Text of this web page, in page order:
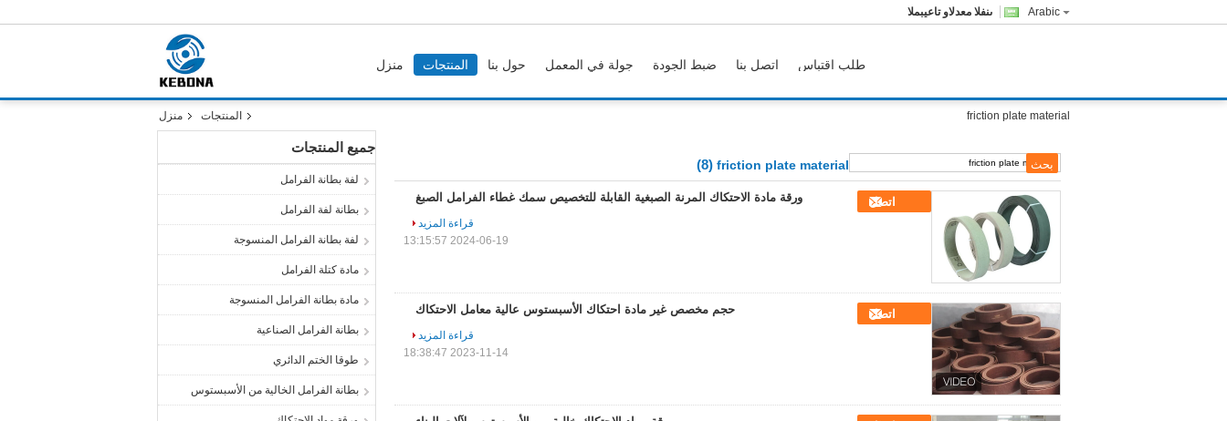
Arabic المبيعات والدعم الفنى
منزل المنتجات حول بنا جولة في المعمل ضبط الجودة اتصل بنا طلب اقتباس
منزل المنتجات friction plate material
جميع المنتجات
لفة بطانة الفرامل
بطانة لفة الفرامل
لفة بطانة الفرامل المنسوجة
مادة كتلة الفرامل
مادة بطانة الفرامل المنسوجة
بطانة الفرامل الصناعية
طوقا الختم الدائري
بطانة الفرامل الخالية من الأسبستوس
friction plate material
(8)
ورقة مادة الاحتكاك المرنة الصبغية القابلة للتخصيص سمك غطاء الفرامل الصبغ اتصل
قراءة المزيد
2024-06-19 13:15:57
حجم مخصص غير مادة احتكاك الأسبستوس عالية معامل الاحتكاك اتصل
قراءة المزيد
2023-11-14 18:38:47